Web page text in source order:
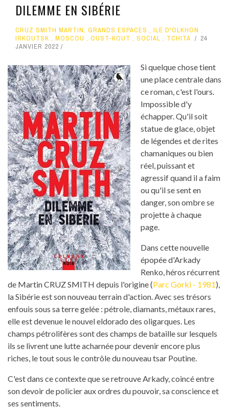
DILEMME EN SIBÉRIE
CRUZ SMITH MARTIN, GRANDS ESPACES , ILE D'OLKHON ,
IRKOUTSK , MOSCOU , OUST-KOUT , SOCIAL , TCHITA
24
JANVIER 2022
Si quelque chose tient
une place centrale dans
ce roman, c'est l'ours.
Impossible d'y
échapper. Qu'il soit
statue de glace, objet
de légendes et de rites
chamaniques ou bien
réel, puissant et
agressif quand il a faim
ou qu'il se sent en
danger, son ombre se
projette à chaque
page.
Dans cette nouvelle
épopée d'Arkady
Renko, héros récurrent
de Martin CRUZ SMITH depuis l'origine (Parc Gorki - 1981),
la Sibérie est son nouveau terrain d'action. Avec ses trésors
enfouis sous sa terre gelée : pétrole, diamants, métaux rares,
elle est devenue le nouvel eldorado des oligarques. Les
champs pétrolifères sont des champs de bataille sur lesquels
ils se livrent une lutte acharnée pour devenir encore plus
riches, le tout sous le contrôle du nouveau tsar Poutine.
C'est dans ce contexte que se retrouve Arkady, coincé entre
son devoir de policier aux ordres du pouvoir, sa conscience et
ses sentiments.